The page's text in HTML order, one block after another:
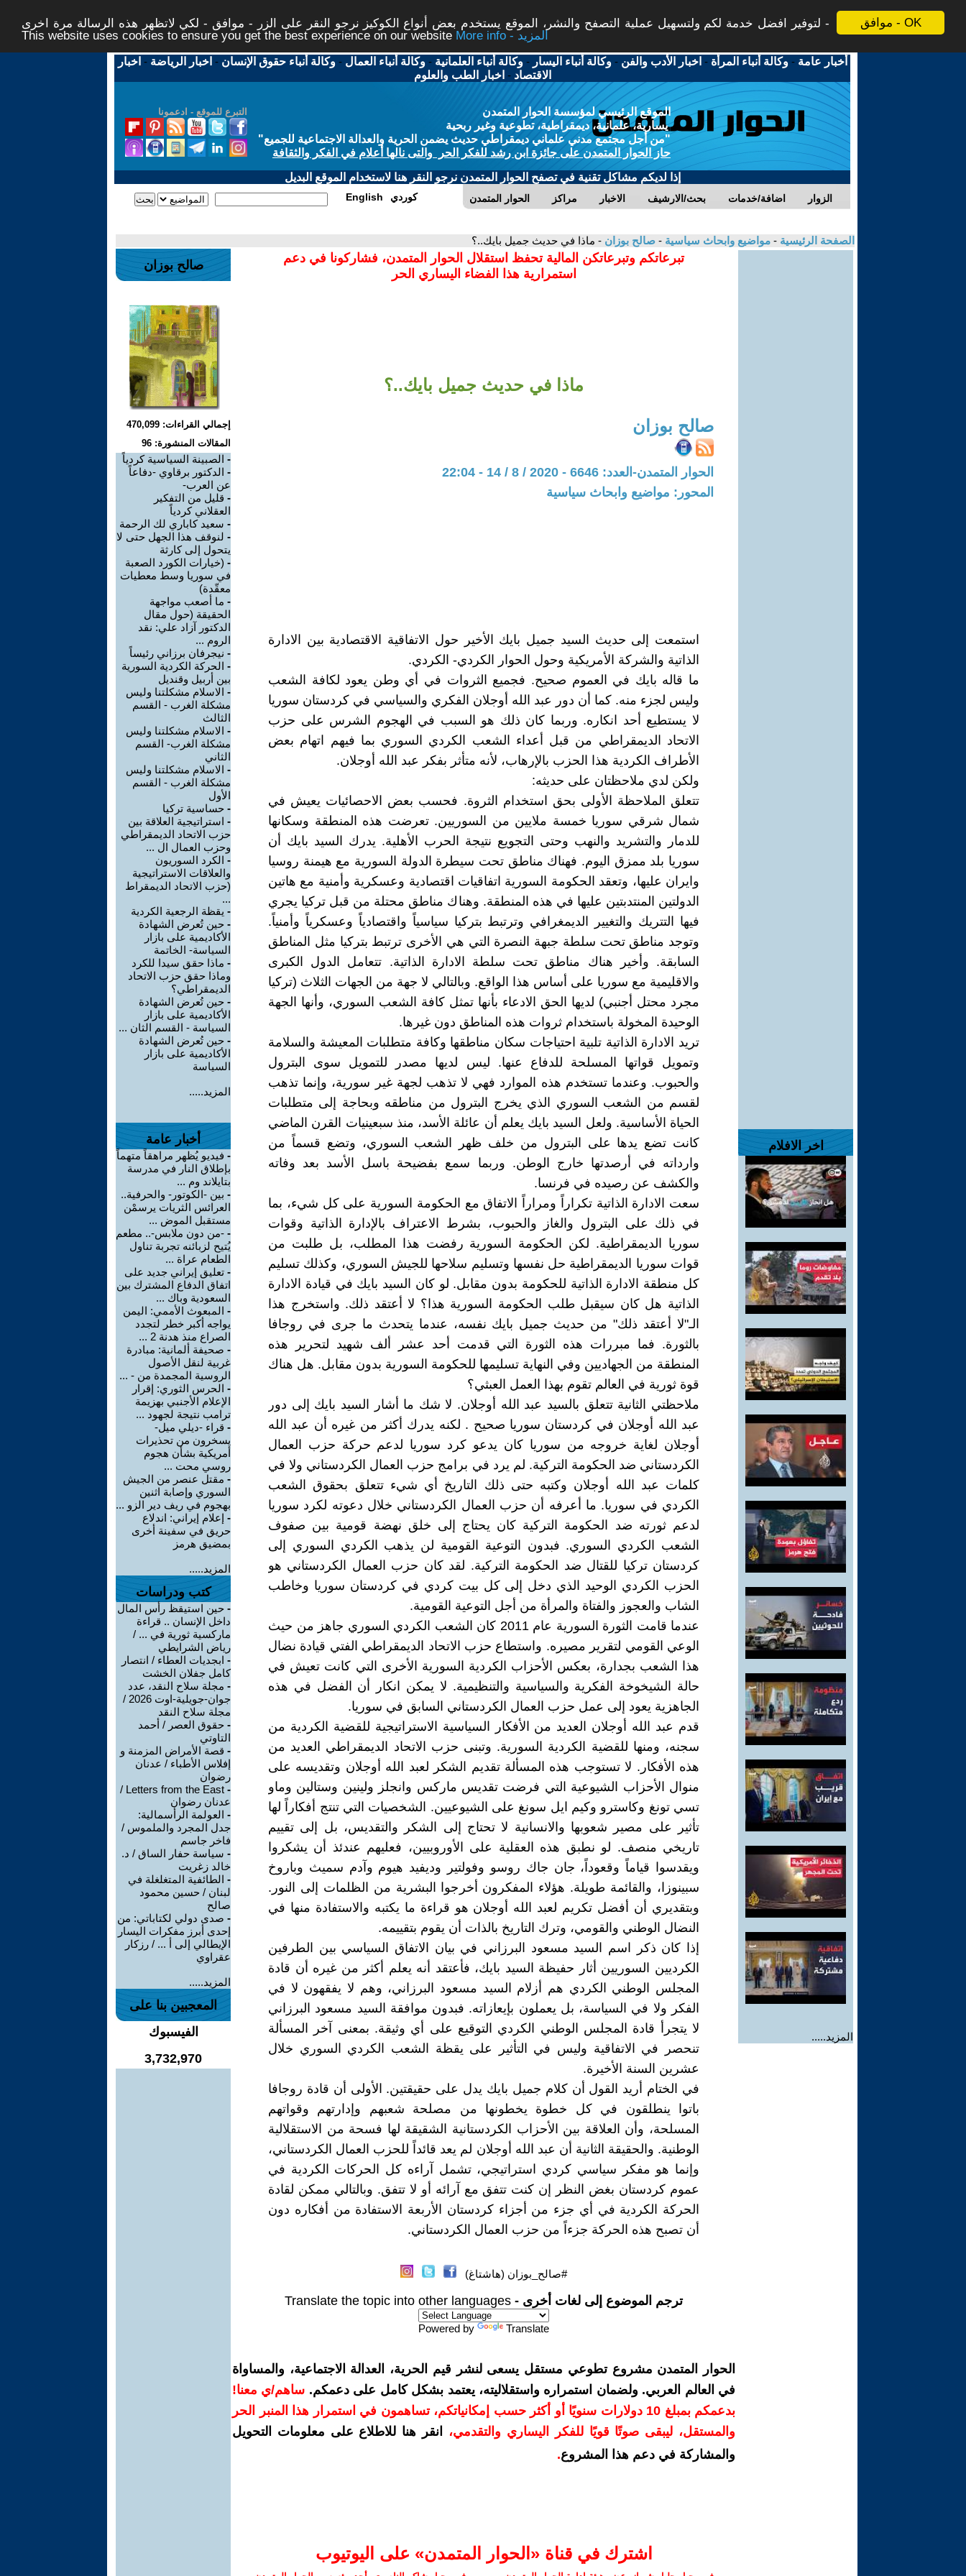
موافق - OK
لتوفير افضل خدمة لكم ولتسهيل عملية التصفح والنشر، الموقع يستخدم بعض أنواع الكوكيز نرجو النقر على الزر - موافق - لكي لاتظهر هذه الرسالة مرة اخرى -
This website uses cookies to ensure you get the best experience on our website
More info - المزيد
أخبار عامة -وكالة أنباء المرأة - اخبار الأدب والفن -وكالة أنباء اليسار -وكالة أنباء العلمانية -وكالة أنباء العمال -وكالة أنباء حقوق الإنسان - اخبار الرياضة - اخبار
الاقتصاد - اخبار الطب والعلوم
التبرع للموقع - ادعمونا
الموقع الرئيسي لمؤسسة الحوار المتمدن
يسارية، علمانية، ديمقراطية، تطوعية وغير ربحية
"من أجل مجتمع مدني علماني ديمقراطي حديث يضمن الحرية والعدالة الاجتماعية للجميع"
حاز الحوار المتمدن على جائزة ابن رشد للفكر الحر والتى نالها أعلام في الفكر والثقافة
إذا لديكم مشاكل تقنية في تصفح الحوار المتمدن نرجو النقر هنا لاستخدام الموقع البديل
الحوار المتمدن مراكز الاخبار بحث/الارشيف اضافة/خدمات الزوار English كوردي
الصفحة الرئيسية - مواضيع وابحاث سياسية - صالح بوزان - ماذا في حديث جميل بايك..؟
اخر الافلام
المزيد.....
تبرعاتكم وتبرعاتكن المالية تحفظ استقلال الحوار المتمدن، فشاركونا في دعم
استمرارية هذا الفضاء اليساري الحر
ماذا في حديث جميل بايك..؟
صالح بوزان
الحوار المتمدن-العدد: 6646 - 2020 / 8 / 14 - 22:04
المحور: مواضيع وابحاث سياسية
استمعت إلى حديث السيد جميل بايك الأخير حول الاتفاقية الاقتصادية بين الادارة
الذاتية والشركة الأمريكية وحول الحوار الكردي- الكردي.
ما قاله بايك في العموم صحيح. فجميع الثروات في أي وطن يعود لكافة الشعب
وليس لجزء منه. كما أن دور عبد الله أوجلان الفكري والسياسي في كردستان سوريا
لا يستطيع أحد انكاره. وربما كان ذلك هو السبب في الهجوم الشرس على حزب
الاتحاد الديمقراطي من قبل أعداء الشعب الكردي السوري بما فيهم اتهام بعض
الأطراف الكردية هذا الحزب بالإرهاب، لأنه متأثر بفكر عبد الله أوجلان.
ولكن لدي ملاحظتان على حديثه:
تتعلق الملاحظة الأولى بحق استخدام الثروة. فحسب بعض الاحصائيات يعيش في
شمال شرقي سوريا خمسة ملايين من السوريين. تعرضت هذه المنطقة وسكانها
للدمار والتشريد والنهب وحتى التجويع نتيجة الحرب الأهلية. يدرك السيد بايك أن
سوريا بلد ممزق اليوم. فهناك مناطق تحت سيطرة الدولة السورية مع هيمنة روسيا
وايران عليها، وتعقد الحكومة السورية اتفاقيات اقتصادية وعسكرية وأمنية مع هاتين
الدولتين المنتدبتين عليها في هذه المنطقة. وهناك مناطق محتلة من قبل تركيا يجري
فيها التتريك والتغيير الديمغرافي وترتبط بتركيا سياسياً واقتصادياً وعسكرياً وأمنياً.
وتوجد مناطق تحت سلطة جبهة النصرة التي هي الأخرى ترتبط بتركيا مثل المناطق
السابقة. وأخير هناك مناطق تحت سلطة الادارة الذاتية. تتعامل الدول الكبرى
والاقليمية مع سوريا على أساس هذا الواقع. وبالتالي لا جهة من الجهات الثلاث (تركيا
مجرد محتل أجنبي) لديها الحق الادعاء بأنها تمثل كافة الشعب السوري، وأنها الجهة
الوحيدة المخولة باستخدام ثروات هذه المناطق دون غيرها.
تريد الادارة الذاتية تلبية احتياجات سكان مناطقها وكافة متطلبات المعيشة والسلامة
وتمويل قواتها المسلحة للدفاع عنها. ليس لديها مصدر للتمويل سوى البترول
والحبوب. وعندما تستخدم هذه الموارد فهي لا تذهب لجهة غير سورية، وإنما تذهب
لقسم من الشعب السوري الذي يخرج البترول من مناطقه وبحاجة إلى متطلبات
الحياة الأساسية. ولعل السيد بايك يعلم أن عائلة الأسد، منذ سبعينيات القرن الماضي
كانت تضع يدها على البترول من خلف ظهر الشعب السوري، وتضع قسماً من
وارداته في أرصدتها خارج الوطن. وربما سمع بفضيحة باسل الأسد بعد وفاته
والكشف عن رصيده في فرنسا.
سعت الادارة الذاتية تكراراً ومراراً الاتفاق مع الحكومة السورية على كل شيء، بما
في ذلك على البترول والغاز والحبوب، بشرط الاعتراف بالإدارة الذاتية وقوات
سوريا الديمقراطية. لكن الحكومة السورية رفضت هذا المطلب، بل طلبت من
قوات سوريا الديمقراطية حل نفسها وتسليم سلاحها للجيش السوري، وكذلك تسليم
كل منطقة الادارة الذاتية للحكومة بدون مقابل. لو كان السيد بايك في قيادة الادارة
الذاتية هل كان سيقبل طلب الحكومة السورية هذا؟ لا أعتقد ذلك. واستخرج هذا
الـ"لا أعتقد ذلك" من حديث جميل بايك نفسه، عندما يتحدث ما جرى في روجافا
بالثورة. فما مبررات هذه الثورة التي قدمت أحد عشر ألف شهيد لتحرير هذه
المنطقة من الجهاديين وفي النهاية تسليمها للحكومة السورية بدون مقابل. هل هناك
قوة ثورية في العالم تقوم بهذا العمل العبثي؟
ملاحظتي الثانية تتعلق بالسيد عبد الله أوجلان. لا شك ما أشار السيد بايك إلى دور
عبد الله أوجلان في كردستان سوريا صحيح . لكنه يدرك أكثر من غيره أن عبد الله
أوجلان لغاية خروجه من سوريا كان يدعو كرد سوريا لدعم حركة حزب العمال
الكردستاني ضد الحكومة التركية. لم يرد في برامج حزب العمال الكردستاني ولا في
كلمات عبد الله أوجلان وكتبه حتى ذلك التاريخ أي شيء تتعلق بحقوق الشعب
الكردي في سوريا. ما أعرفه أن حزب العمال الكردستاني خلال دعوته لكرد سوريا
لدعم ثورته ضد الحكومة التركية كان يحتاج إلى خلق نهضة قومية بين صفوف
الشعب الكردي السوري. فبدون التوعية القومية لن يذهب الكردي السوري إلى
كردستان تركيا للقتال ضد الحكومة التركية. لقد كان حزب العمال الكردستاني هو
الحزب الكردي الوحيد الذي دخل إلى كل بيت كردي في كردستان سوريا وخاطب
الشاب والعجوز والفتاة والمرأة من أجل التوعية القومية.
عندما قامت الثورة السورية عام 2011 كان الشعب الكردي السوري جاهز من حيث
الوعي القومي لتقرير مصيره. واستطاع حزب الاتحاد الديمقراطي الفتي قيادة نضال
هذا الشعب بجدارة، بعكس الأحزاب الكردية السورية الأخرى التي كانت تعيش في
حالة الشيخوخة الفكرية والسياسية والتنظيمية. لا يمكن انكار أن الفضل في هذه
الجاهزية يعود إلى عمل حزب العمال الكردستاني السابق في سوريا.
قدم عبد الله أوجلان العديد من الأفكار السياسية الاستراتيجية للقضية الكردية من
سجنه، ومنها للقضية الكردية السورية. وتبنى حزب الاتحاد الديمقراطي العديد من
هذه الأفكار. لا تستوجب هذه المسألة تقديم الشكر لعبد الله أوجلان وتقديسه على
منوال الأحزاب الشيوعية التي فرضت تقديس ماركس وانجلز ولينين وستالين وماو
تسي تونغ وكاسترو وكيم ايل سونغ على الشيوعيين. الشخصيات التي تنتج أفكاراً لها
تأثير على مصير شعوبها والانسانية لا تحتاج إلى الشكر والتقديس، بل إلى تقييم
تاريخي منصف. لو نطبق هذه العقلية على الأوروبيين، فعليهم عندئذ أن يشكروا
ويقدسوا قياماً وقعوداً، جان جاك روسو وفولتير وديفيد هيوم وآدم سميث وباروخ
سبينوزا، والقائمة طويلة. هؤلاء المفكرون أخرجوا البشرية من الظلمات إلى النور.
وبتقديري أن أفضل تكريم لعبد الله أوجلان هو قراءة ما يكتبه والاستفادة منها في
النضال الوطني والقومي، وترك التاريخ بالذات أن يقوم بتقييمه.
إذا كان ذكر اسم السيد مسعود البرزاني في بيان الاتفاق السياسي بين الطرفين
الكرديين السوريين أثار حفيظة السيد بايك، فأعتقد أنه يعلم أكثر من غيره أن قادة
المجلس الوطني الكردي هم أزلام السيد مسعود البرزاني، وهم لا يفقهون لا في
الفكر ولا في السياسة، بل يعملون بإيعازاته. فبدون موافقة السيد مسعود البرزاني
لا يتجرأ قادة المجلس الوطني الكردي التوقيع على أي وثيقة. بمعنى آخر المسألة
تنحصر في الاتفاقية وليس في التأثير على يقظة الشعب الكردي السوري خلال
عشرين السنة الأخيرة.
في الختام أريد القول أن كلام جميل بايك يدل على حقيقتين. الأولى أن قادة روجافا
باتوا ينطلقون في كل خطوة يخطونها من مصلحة شعبهم وإدارتهم وقواتهم
المسلحة، وأن العلاقة بين الأحزاب الكردستانية الشقيقة لها فسحة من الاستقلالية
الوطنية. والحقيقة الثانية أن عبد الله أوجلان لم يعد قائداً للحزب العمال الكردستاني،
وإنما هو مفكر سياسي كردي استراتيجي، تشمل آراءه كل الحركات الكردية في
عموم كردستان بغض النظر إن كنت تتفق مع آرائه أو لا تتفق. وبالتالي ممكن لقادة
الحركة الكردية في أي جزء من أجزاء كردستان الأربعة الاستفادة من أفكاره دون
أن تصبح هذه الحركة جزءاً من حزب العمال الكردستاني.
#صالح_بوزان (هاشتاغ)
ترجم الموضوع إلى لغات أخرى - Translate the topic into other languages
Powered by Translate
الحوار المتمدن مشروع تطوعي مستقل يسعى لنشر قيم الحرية، العدالة الاجتماعية، والمساواة
في العالم العربي. ولضمان استمراره واستقلاليته، يعتمد بشكل كامل على دعمكم. ساهم/ي معنا!
بدعمكم بمبلغ 10 دولارات سنويًا أو أكثر حسب إمكانياتكم، تساهمون في استمرار هذا المنبر الحر
والمستقل، ليبقى صوتًا قويًا للفكر اليساري والتقدمي،
انقر هنا للاطلاع على معلومات التحويل
والمشاركة في دعم هذا المشروع.
اشترك في قناة ‫«الحوار المتمدن» على اليوتيوب
صالح بوزان
إجمالي القراءات: 470,099
المقالات المنشورة: 96
- الصبينة السياسية كردياً
- الدكتور برقاوي -دفاعاً
عن العرب-
- قليل من التفكير
العقلاني كردياً
- سعيد كاباري لك الرحمة
- لنوقف هذا الجهل حتى لا
يتحول إلى كارثة
- (خيارات الكورد الصعبة
في سوريا وسط معطيات
معقّدة)
- ما أصعب مواجهة
الحقيقة (حول مقال
الدكتور آزاد علي: نقد
الروم ...
- نيجرفان برزاني رئيساً
- الحركة الكردية السورية
بين أربيل وقنديل
- الاسلام مشكلتنا وليس
مشكلة الغرب - القسم
الثالث
- الاسلام مشكلتنا وليس
مشكلة الغرب- القسم
الثاني
- الاسلام مشكلتنا وليس
مشكلة الغرب - القسم
الأول
- حساسية تركيا
- استراتيجية العلاقة بين
حزب الاتحاد الديمقراطي
وحزب العمال ال ...
- الكرد السوريون
والعلاقات الاستراتيجية
(حزب الاتحاد الديمقراط
...
- يقظة الرجعية الكردية
- حين تُعرض الشهادة
الأكاديمية على بازار
السياسة- الخاتمة
- ماذا حقق سيدا للكرد
وماذا حقق حزب الاتحاد
الديمقراطي؟
- حين تُعرض الشهادة
الأكاديمية على بازار
السياسة - القسم الثان ...
- حين تُعرض الشهادة
الأكاديمية على بازار
السياسة
المزيد.....
أخبار عامة
- فيديو يُظهر مراهقاً متهماً
بإطلاق النار في مدرسة
بتايلاند وم ...
- بين -الكوتور- والحرفية..
العرائس الثريات يرسمْن
مستقبل الموض ...
- -من دون ملابس-.. مطعم
يُتيح لزبائنه تجربة تناول
الطعام عراة ...
- تعليق إيراني جديد على
اتفاق الدفاع المشترك بين
السعودية وباك ...
- المبعوث الأممي: اليمن
يواجه أكبر خطر لتجدد
الصراع منذ هدنة 2 ...
- صحيفة ألمانية: مبادرة
غربية لنقل الأصول
الروسية المجمدة من - ...
- الحرس الثوري: إقرار
الإعلام الأجنبي بهزيمة
ترامب نتيجة لجهود ...
- قراء -ديلي ميل-
يسخرون من تحذيرات
أمريكية بشأن هجوم
روسي محت ...
- مقتل عنصر من الجيش
السوري وإصابة اثنين
بهجوم في ريف دير الزو ...
- إعلام إيراني: اندلاع
حريق في سفينة أخرى
بمضيق هرمز
المزيد.....
كتب ودراسات
- حين استيقظ رأس المال
داخل الإنسان .. قراءة
ماركسية ثورية في ... /
رياض الشرايطي
- ابجديات العطاء / انتصار
كامل جفلان الخشت
- مجلة سلاح النقد، عدد
جوان-جويلية-اوت 2026 /
مجلة سلاح النقد
- حقوق العصر / أحمد
التاوتي
- قصة الأمراض المزمنة و
إفلاس الأطباء / عدنان
رضوان
-
Letters from the East /
عدنان رضوان
- العولمة الرأسمالية:
جدل المجرد والملموس /
فاخر جاسم
- سياسة حفار الساق / د.
خالد زغريت
- الطائفية المتغلغلة في
لبنان / حسين محمود
صالح
- صدى دولي لكتاباتي: من
إحدى أبرز مفكرات اليسار
الإيطالي إلى أ ... / رزكار
عقراوي
المزيد.....
المعجبين بنا على
الفيسبوك
3,732,970